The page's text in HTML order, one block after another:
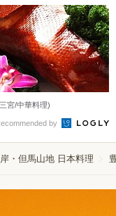
宮/中華料理)
by
・但馬山地 日本料理